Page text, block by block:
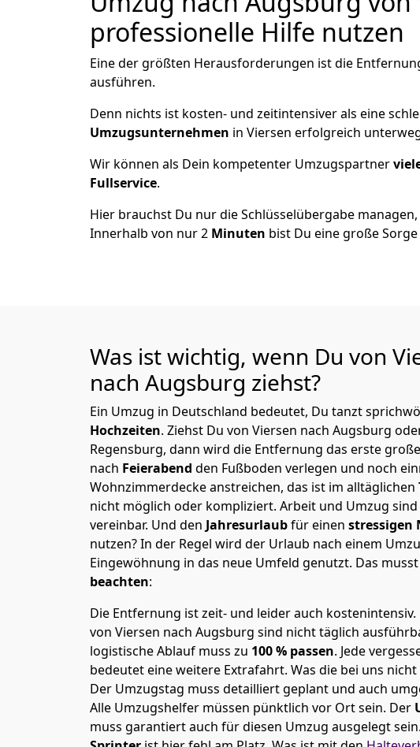
professionelle Hilfe nutzen
Eine der größten Herausforderungen ist die
ausführen.
Denn nichts ist kosten- und zeitintensiver als eine
Umzugsunternehmen in Viersen erfolgreich
Wir können als Dein kompetenter Umzugspartner
Fullservice.
Hier brauchst Du nur die Schlüsselübergabe
Innerhalb von nur 2 Minuten bist Du eine große
Was ist wichtig, wenn Du von
nach Augsburg ziehst?
Ein Umzug in Deutschland bedeutet, Du tanzt
Hochzeiten. Ziehst Du von Viersen nach Augsburg
Regensburg, dann wird die Entfernung das erste
nach Feierabend den Fußboden verlegen und noch
Wohnzimmerdecke anstreichen, das ist im alltäglichen
nicht möglich oder kompliziert. Arbeit und Umzug
vereinbar. Und den Jahresurlaubfür einen stressigen
nutzen? In der Regel wird der Urlaub nach einem
Eingewöhnung in das neue Umfeld genutzt. Das
beachten:
Die Entfernung ist zeit- und leider auch
von Viersen nach Augsburg sind nicht täglich
logistische Ablauf muss zu 100 % passen. Jede
bedeutet eine weitere Extrafahrt. Was die bei uns
Der Umzugstag muss detailliert geplant und auch
Alle Umzugshelfer müssen pünktlich vor Ort sein. Der
muss garantiert auch für diesen Umzug ausgelegt